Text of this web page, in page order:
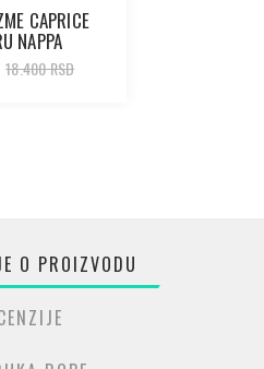
CAPRICE
NAPPA
18.400 RSD
O PROIZVODU